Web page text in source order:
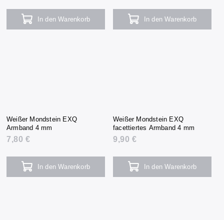
In den Warenkorb In den Warenkorb
Weißer Mondstein EXQ
Armband 4 mm
7,80 €
In den Warenkorb
Weißer Mondstein EXQ
facettiertes Armband 4 mm
9,90 €
In den Warenkorb